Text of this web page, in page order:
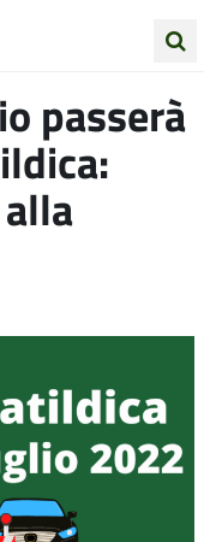
Albineapasserà